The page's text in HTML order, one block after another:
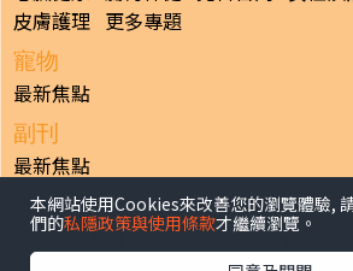
皮膚護理 更多專題
寵物
最新焦點
副刊
最新焦點
日報
揭頁版 港聞 財經/地產 中國/國際
本網站使用Cookies來改善您的瀏覽體驗,
們的私隱政策與使用條款才繼續瀏覽。